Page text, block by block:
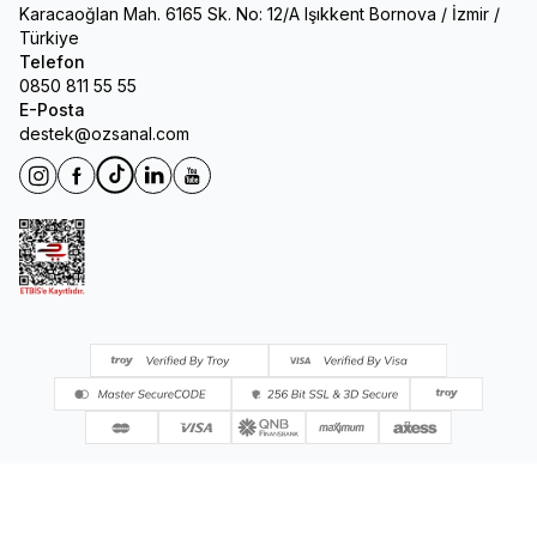
Karacaoğlan Mah. 6165 Sk. No: 12/A Işıkkent Bornova / İzmir /
Türkiye
Telefon
0850 811 55 55
E-Posta
destek@ozsanal.com
InstagramFacebook
TiktokLinkedinYoutube